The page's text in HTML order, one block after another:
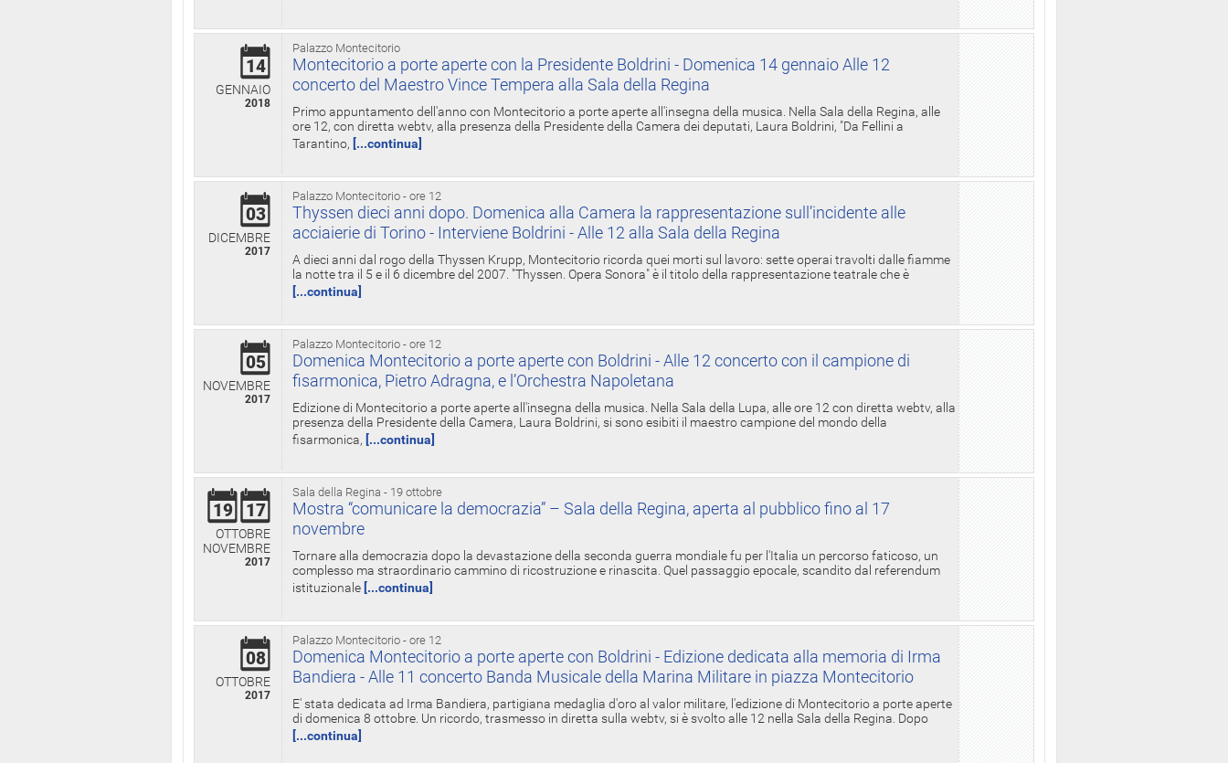
Palazzo Montecitorio
14
GENNAIO
2018
Montecitorio a porte aperte con la Presidente Boldrini - Domenica 14 gennaio Alle 12
concerto del Maestro Vince Tempera alla Sala della Regina
Primo appuntamento dell'anno con Montecitorio a porte aperte all'insegna della musica. Nella Sala della Regina, alle
ore 12, con diretta webtv, alla presenza della Presidente della Camera dei deputati, Laura Boldrini, "Da Fellini a
Tarantino, [...continua]
Palazzo Montecitorio - ore 12
03
DICEMBRE
2017
Thyssen dieci anni dopo. Domenica alla Camera la rappresentazione sull’incidente alle
acciaierie di Torino - Interviene Boldrini - Alle 12 alla Sala della Regina
A dieci anni dal rogo della Thyssen Krupp, Montecitorio ricorda quei morti sul lavoro: sette operai travolti dalle fiamme
la notte tra il 5 e il 6 dicembre del 2007. "Thyssen. Opera Sonora" è il titolo della rappresentazione teatrale che è
[...continua]
Palazzo Montecitorio - ore 12
05
NOVEMBRE
2017
Domenica Montecitorio a porte aperte con Boldrini - Alle 12 concerto con il campione di
fisarmonica, Pietro Adragna, e l’Orchestra Napoletana
Edizione di Montecitorio a porte aperte all'insegna della musica. Nella Sala della Lupa, alle ore 12 con diretta webtv, alla
presenza della Presidente della Camera, Laura Boldrini, si sono esibiti il maestro campione del mondo della
fisarmonica, [...continua]
Sala della Regina - 19 ottobre
19 17
OTTOBRE
NOVEMBRE
2017
Mostra “comunicare la democrazia” – Sala della Regina, aperta al pubblico fino al 17
novembre
Tornare alla democrazia dopo la devastazione della seconda guerra mondiale fu per l'Italia un percorso faticoso, un
complesso ma straordinario cammino di ricostruzione e rinascita. Quel passaggio epocale, scandito dal referendum
istituzionale [...continua]
Palazzo Montecitorio - ore 12
08
OTTOBRE
2017
Domenica Montecitorio a porte aperte con Boldrini - Edizione dedicata alla memoria di Irma
Bandiera - Alle 11 concerto Banda Musicale della Marina Militare in piazza Montecitorio
E' stata dedicata ad Irma Bandiera, partigiana medaglia d'oro al valor militare, l'edizione di Montecitorio a porte aperte
di domenica 8 ottobre. Un ricordo, trasmesso in diretta sulla webtv, si è svolto alle 12 nella Sala della Regina. Dopo
[...continua]